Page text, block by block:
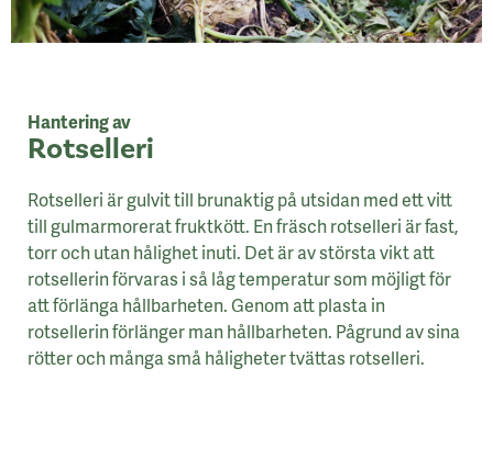
Hantering av
Rotselleri
Rotselleri är gulvit till brunaktig på utsidan med ett vitt
till gulmarmorerat fruktkött. En fräsch rotselleri är fast,
torr och utan hålighet inuti. Det är av största vikt att
rotsellerin förvaras i så låg temperatur som möjligt för
att förlänga hållbarheten. Genom att plasta in
rotsellerin förlänger man hållbarheten. Pågrund av sina
rötter och många små håligheter tvättas rotselleri.